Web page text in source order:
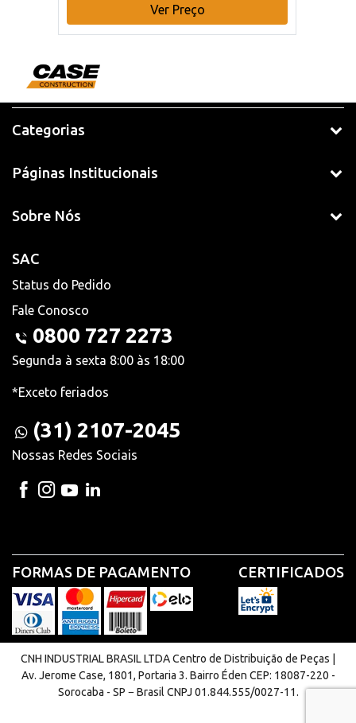
Ver Preço
Categorias
Páginas Institucionais
Sobre Nós
SAC
Status do Pedido
Fale Conosco
0800 727 2273
Segunda à sexta 8:00 às 18:00
*Exceto feriados
(31) 2107-2045
Nossas Redes Sociais
FORMAS DE PAGAMENTO CERTIFICADOS
CNH INDUSTRIAL BRASIL LTDA Centro de Distribuição de Peças |
Av. Jerome Case, 1801, Portaria 3. Bairro Éden CEP: 18087-220 -
Sorocaba - SP − Brasil CNPJ 01.844.555/0027-11.